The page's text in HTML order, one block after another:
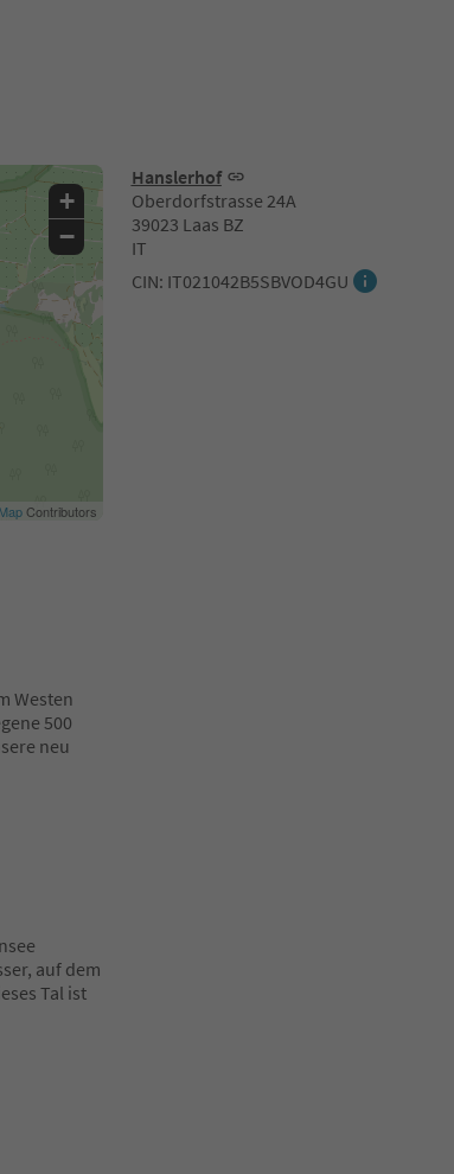
Hanslerhof
Oberdorfstrasse 24A
39023 Laas BZ
IT
CIN: IT021042B5SBVOD4GU
+
−
Contributors
Westen
500
neu
auf dem
Tal ist